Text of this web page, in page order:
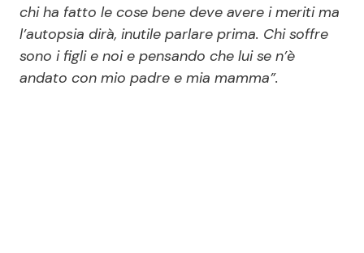
chi ha fatto le cose bene deve avere i meriti ma
l’autopsia dirà, inutile parlare prima. Chi soffre
sono i figli e noi e pensando che lui se n’è
andato con mio padre e mia mamma”.